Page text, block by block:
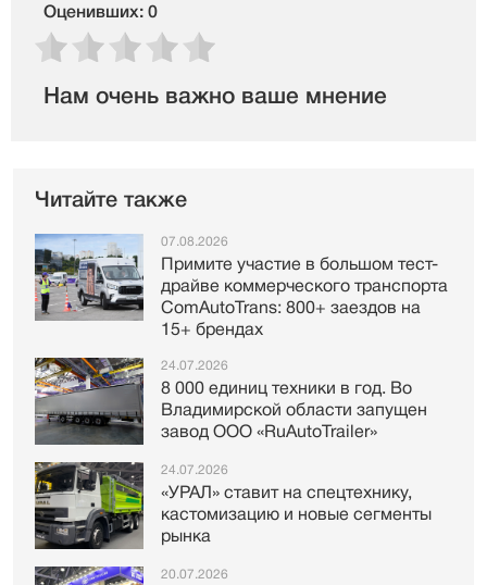
Оценивших: 0
Нам очень важно ваше мнение
Читайте также
07.08.2026
Примите участие в большом тест-
драйве коммерческого транспорта
ComAutoTrans: 800+ заездов на
15+ брендах
24.07.2026
8 000 единиц техники в год. Во
Владимирской области запущен
завод ООО «RuAutoTrailer»
24.07.2026
«УРАЛ» ставит на спецтехнику,
кастомизацию и новые сегменты
рынка
20.07.2026